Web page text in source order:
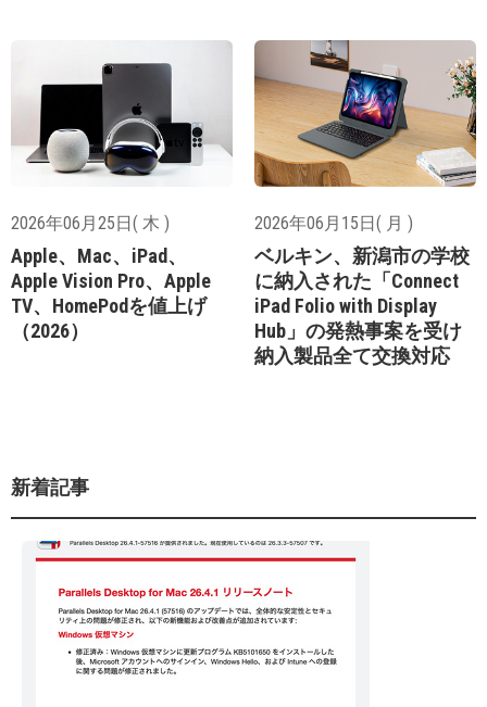
2026年06月25日( 木 )
Apple、Mac、iPad、
Apple Vision Pro、Apple
TV、HomePodを値上げ
（2026）
2026年06月15日( 月 )
ベルキン、新潟市の学校
に納入された「Connect
iPad Folio with Display
Hub」の発熱事案を受け
納入製品全て交換対応
新着記事